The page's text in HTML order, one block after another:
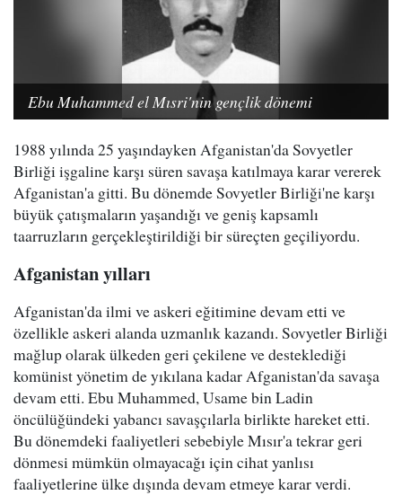
Ebu Muhammed el Mısri'nin gençlik dönemi
1988 yılında 25 yaşındayken Afganistan'da Sovyetler
Birliği işgaline karşı süren savaşa katılmaya karar vererek
Afganistan'a gitti. Bu dönemde Sovyetler Birliği'ne karşı
büyük çatışmaların yaşandığı ve geniş kapsamlı
taarruzların gerçekleştirildiği bir süreçten geçiliyordu.
Afganistan yılları
Afganistan'da ilmi ve askeri eğitimine devam etti ve
özellikle askeri alanda uzmanlık kazandı. Sovyetler Birliği
mağlup olarak ülkeden geri çekilene ve desteklediği
komünist yönetim de yıkılana kadar Afganistan'da savaşa
devam etti. Ebu Muhammed, Usame bin Ladin
öncülüğündeki yabancı savaşçılarla birlikte hareket etti.
Bu dönemdeki faaliyetleri sebebiyle Mısır'a tekrar geri
dönmesi mümkün olmayacağı için cihat yanlısı
faaliyetlerine ülke dışında devam etmeye karar verdi.